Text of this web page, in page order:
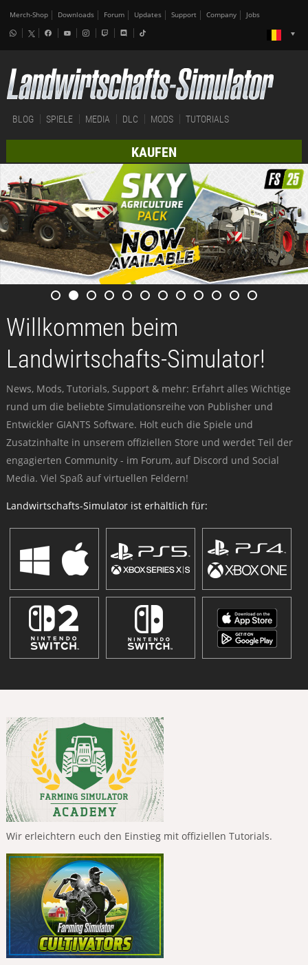
Merch-Shop Downloads Forum Updates Support Company Jobs
BLOG SPIELE MEDIA DLC MODS TUTORIALS
KAUFEN
Willkommen beim
Landwirtschafts-Simulator!
News, Mods, Tutorials, Support & mehr: Erfahrt alles Wichtige
rund um die beliebte Simulationsreihe von Publisher und
Entwickler GIANTS Software. Holt euch die Spiele und
Zusatzinhalte in unserem offiziellen Store und werdet Teil der
engagierten Community - im Forum, auf Discord und Social
Media. Viel Spaß auf virtuellen Feldern!
Landwirtschafts-Simulator ist erhältlich für:
Wir erleichtern euch den Einstieg mit offiziellen Tutorials.